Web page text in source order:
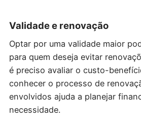
Validade e renovação
Optar por uma validade maior
para quem deseja evitar
é preciso avaliar o custo-
conhecer o processo de
envolvidos ajuda a planejar
necessidade.